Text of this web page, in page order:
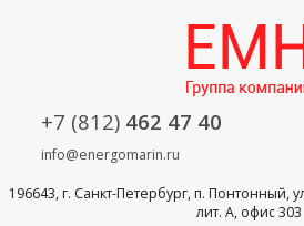
+7 (812) 462 47 40
info@energomarin.ru
196643, г. Санкт-Петербург, п. Понтонный,
лит. А, офис 303